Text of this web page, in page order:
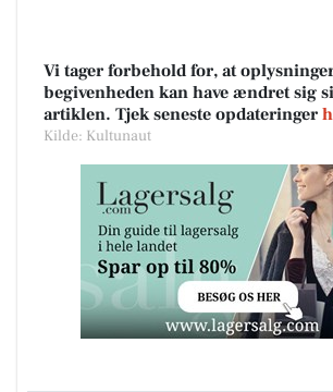
Vi tager forbehold for, at
begivenheden kan have ændret sig
artiklen. Tjek seneste opdateringer
Kilde: Kultunaut